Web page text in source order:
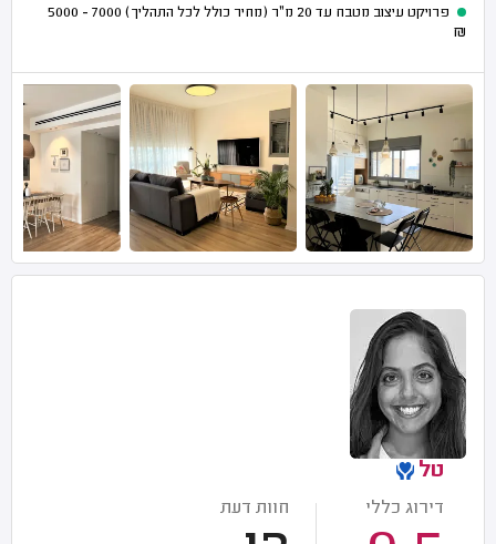
פרויקט עיצוב מטבח עד 20 מ"ר (מחיר כולל לכל התהליך)
7000 - 5000
₪
טל
דירוג כללי חוות דעת